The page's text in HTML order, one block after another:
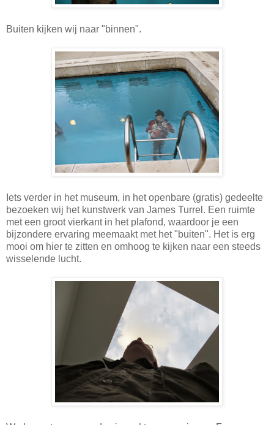
Buiten kijken wij naar "binnen".
Iets verder in het museum, in het openbare (gratis) gedeelte
bezoeken wij het kunstwerk van James Turrel. Een ruimte
met een groot vierkant in het plafond, waardoor je een
bijzondere ervaring meemaakt met het "buiten". Het is erg
mooi om hier te zitten en omhoog te kijken naar een steeds
wisselende lucht.